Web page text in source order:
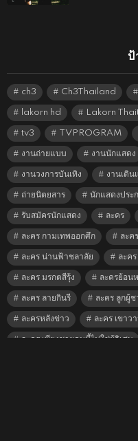
ป้
ch3 Ch3Thailand
lakorn hd Lakorn
tv3 TVPROGRAM
งานถ่ายแบบ งานนักแสดง
งานวงการบันเทิง งานเดิน
ถ่ายนิตยสาร นักแสดงประ
รับสมัครนักแสดง ละคร
ละคร กามเทพออกศึก ละค
ละคร น่านฟ้าชลาลัย ละค
ละคร มรกตสีรุ้ง ละครย้อน
ละคร ลายกินรี ละคร ลูกผู้
ละครหลังข่าว ละคร เขาว
ละคร เพียงชายคนนี้ไม่ใช่ผู้วิเศษ